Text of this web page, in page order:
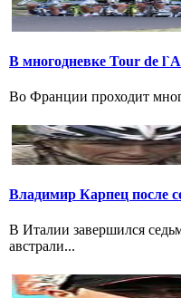
В многодневке Tour de
Во Франции проходит
Владимир Карпец после
В Италии завершился
австрали...